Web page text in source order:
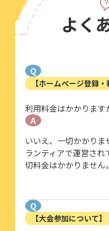
よく
Q
【ホームページ登録
利用料金はかかります
A
いいえ、一切かかりま
ランティアで運営さ
切料金はかかりません。
Q
【大会参加について】